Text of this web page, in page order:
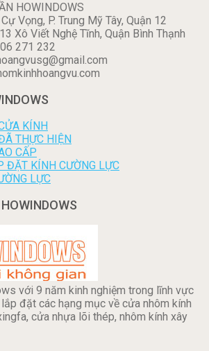
HOWINDOWS
Vọng, P. Trung Mỹ Tây, Quận 12
Xô Viết Nghệ Tĩnh, Quận Bình Thạnh
271 232
KÍNH
THỰC HIỆN
CẤP
ĐẶT KÍNH CƯỜNG LỰC
LỰC
với 9 năm kinh nghiệm trong lĩnh vực
đặt các hạng mục về cửa nhôm kính
cửa nhựa lõi thép, nhôm kính xây